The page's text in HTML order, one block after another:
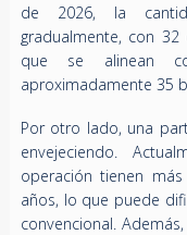
de 2026, la
gradualmente, con
que se alinean
aproximadamente 35
Por otro lado, una
envejeciendo.
operación tienen
años, lo que puede
convencional.